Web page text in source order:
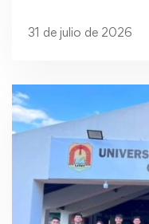
31 de julio de 2026